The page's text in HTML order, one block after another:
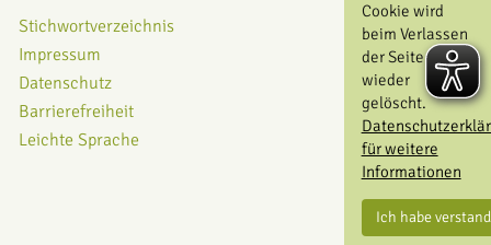
Cookie wird
beim Verlassen
der Seite
wieder
gelöscht.
für weitere
Informationen
Ich habe
Stichwortverzeichnis
Impressum
Datenschutz
Barrierefreiheit
Leichte Sprache